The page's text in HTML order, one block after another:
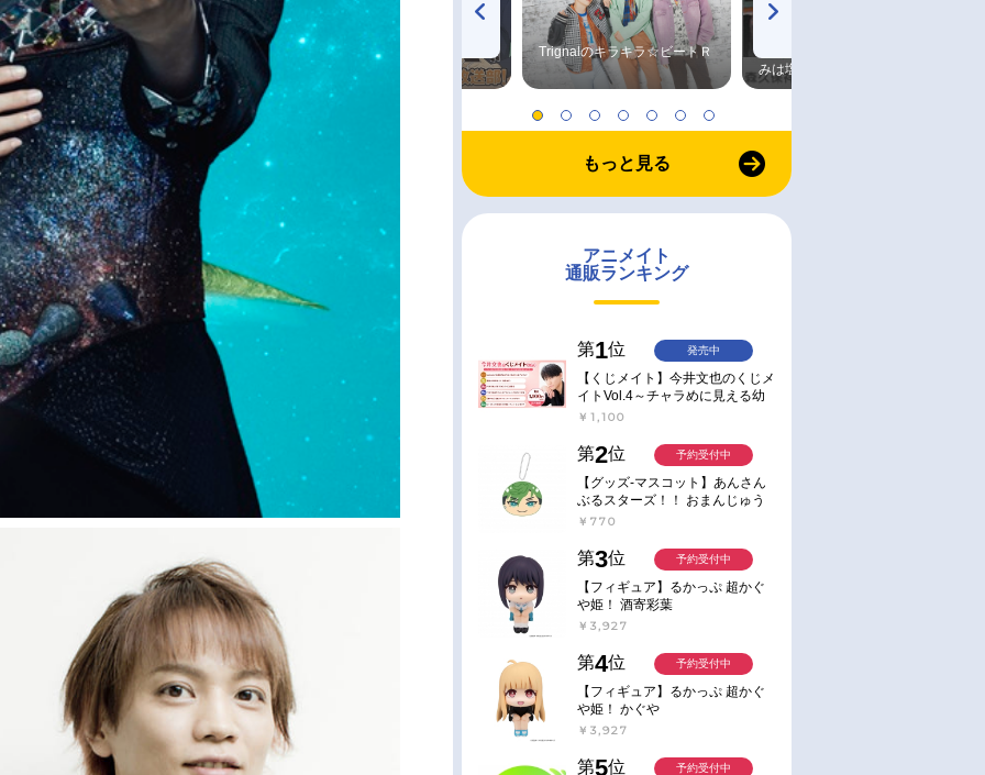
TVアニメ『戦隊大失格』
radio 大直会 2nd season
ハイキュー!! 烏野高校放送部! Trignalのキラキラ☆ビートＲ
みは塩だけ
もっと見る
アニメイト
通販ランキング
第1位
【くじメイト】今井文也のくじメ
イトVol.4～チャラめに見える幼
馴染、実は一途で独占欲が強いん
￥1,100
発売中
第2位
【グッズ-マスコット】あんさん
ぶるスターズ！！ おまんじゅう
にぎにぎマスコット ねくすと2
￥770
予約受付中
第3位
【フィギュア】るかっぷ 超かぐ
や姫！ 酒寄彩葉
￥3,927
予約受付中
第4位
【フィギュア】るかっぷ 超かぐ
や姫！ かぐや
￥3,927
予約受付中
第5位 予約受付中